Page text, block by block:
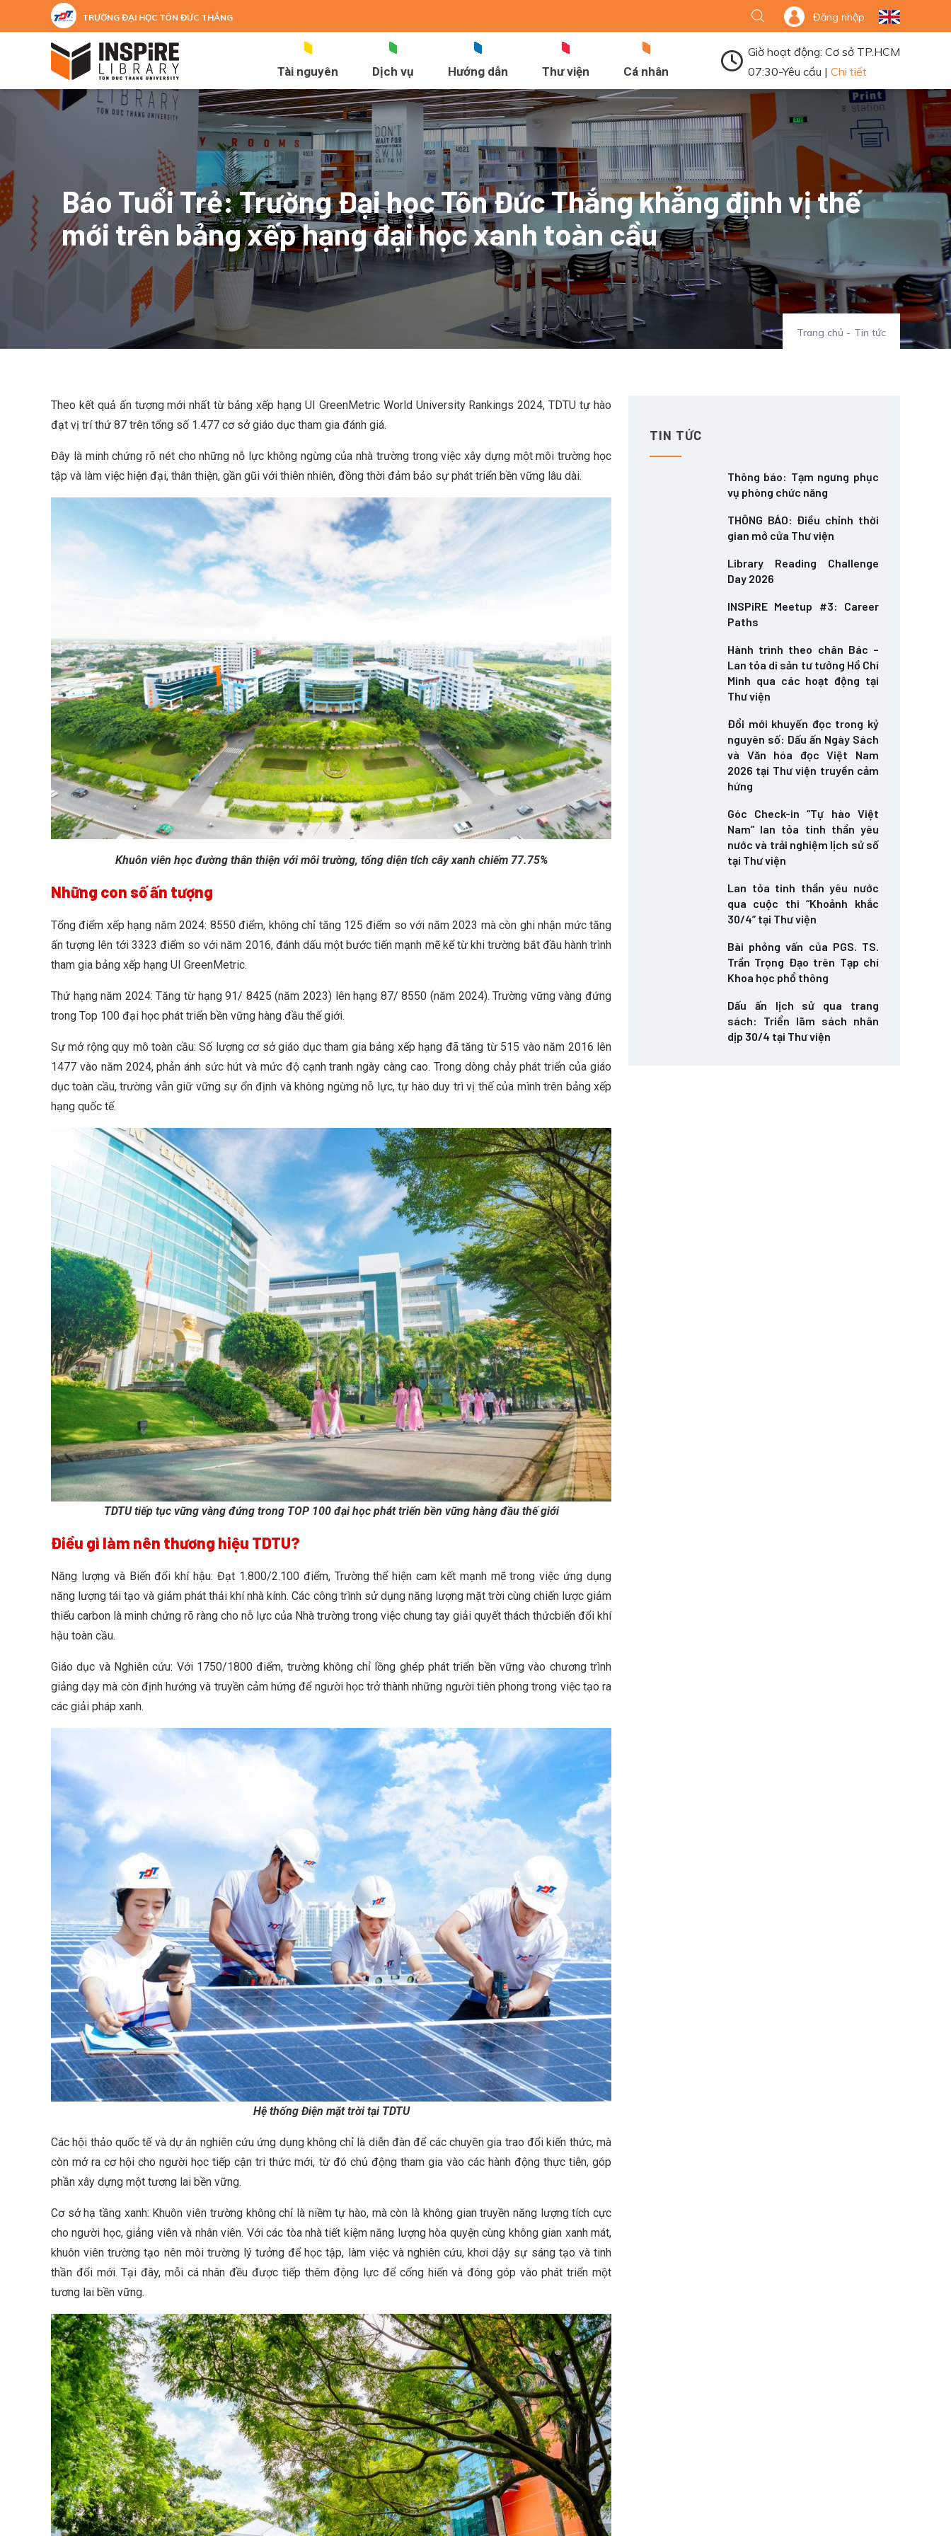
Nhảy đến nội dung
TRƯỜNG ĐẠI HỌC TÔN ĐỨC THẮNG Đăng nhập
Tài nguyên Dịch vụ Hướng dẫn Thư viện Cá nhân
Giờ hoạt động: Cơ sở TP.HCM
07:30-Yêu cầu | Chi tiết
Báo Tuổi Trẻ: Trường Đại học Tôn Đức Thắng khẳng định vị thế
mới trên bảng xếp hạng đại học xanh toàn cầu
Trang chủ - Tin tức
Theo kết quả ấn tượng mới nhất từ bảng xếp hạng UI GreenMetric World University Rankings 2024, TDTU tự hào
đạt vị trí thứ 87 trên tổng số 1.477 cơ sở giáo dục tham gia đánh giá.
Đây là minh chứng rõ nét cho những nỗ lực không ngừng của nhà trường trong việc xây dựng một môi trường học
tập và làm việc hiện đại, thân thiện, gần gũi với thiên nhiên, đồng thời đảm bảo sự phát triển bền vững lâu dài.
Khuôn viên học đường thân thiện với môi trường, tổng diện tích cây xanh chiếm 77.75%
Những con số ấn tượng
Tổng điểm xếp hạng năm 2024: 8550 điểm, không chỉ tăng 125 điểm so với năm 2023 mà còn ghi nhận mức tăng
ấn tượng lên tới 3323 điểm so với năm 2016, đánh dấu một bước tiến mạnh mẽ kể từ khi trường bắt đầu hành trình
tham gia bảng xếp hạng UI GreenMetric.
Thứ hạng năm 2024: Tăng từ hạng 91/ 8425 (năm 2023) lên hạng 87/ 8550 (năm 2024). Trường vững vàng đứng
trong Top 100 đại học phát triển bền vững hàng đầu thế giới.
Sự mở rộng quy mô toàn cầu: Số lượng cơ sở giáo dục tham gia bảng xếp hạng đã tăng từ 515 vào năm 2016 lên
1477 vào năm 2024, phản ánh sức hút và mức độ cạnh tranh ngày càng cao. Trong dòng chảy phát triển của giáo
dục toàn cầu, trường vẫn giữ vững sự ổn định và không ngừng nỗ lực, tự hào duy trì vị thế của mình trên bảng xếp
hạng quốc tế.
TDTU tiếp tục vững vàng đứng trong TOP 100 đại học phát triển bền vững hàng đầu thế giới
Điều gì làm nên thương hiệu TDTU?
Năng lượng và Biến đổi khí hậu: Đạt 1.800/2.100 điểm, Trường thể hiện cam kết mạnh mẽ trong việc ứng dụng
năng lượng tái tạo và giảm phát thải khí nhà kính. Các công trình sử dụng năng lượng mặt trời cùng chiến lược giảm
thiểu carbon là minh chứng rõ ràng cho nỗ lực của Nhà trường trong việc chung tay giải quyết thách thứcbiến đổi khí
hậu toàn cầu.
Giáo dục và Nghiên cứu: Với 1750/1800 điểm, trường không chỉ lồng ghép phát triển bền vững vào chương trình
giảng dạy mà còn định hướng và truyền cảm hứng để người học trở thành những người tiên phong trong việc tạo ra
các giải pháp xanh.
Hệ thống Điện mặt trời tại TDTU
Các hội thảo quốc tế và dự án nghiên cứu ứng dụng không chỉ là diễn đàn để các chuyên gia trao đổi kiến thức, mà
còn mở ra cơ hội cho người học tiếp cận tri thức mới, từ đó chủ động tham gia vào các hành động thực tiễn, góp
phần xây dựng một tương lai bền vững.
Cơ sở hạ tầng xanh: Khuôn viên trường không chỉ là niềm tự hào, mà còn là không gian truyền năng lượng tích cực
cho người học, giảng viên và nhân viên. Với các tòa nhà tiết kiệm năng lượng hòa quyện cùng không gian xanh mát,
khuôn viên trường tạo nên môi trường lý tưởng để học tập, làm việc và nghiên cứu, khơi dậy sự sáng tạo và tinh
thần đổi mới. Tại đây, mỗi cá nhân đều được tiếp thêm động lực để cống hiến và đóng góp vào phát triển một
tương lai bền vững.
TIN TỨC
Thông báo: Tạm ngưng phục
vụ phòng chức năng
THÔNG BÁO: Điều chỉnh thời
gian mở cửa Thư viện
Library Reading Challenge
Day 2026
INSPiRE Meetup #3: Career
Paths
Hành trình theo chân Bác –
Lan tỏa di sản tư tưởng Hồ Chí
Minh qua các hoạt động tại
Thư viện
Đổi mới khuyến đọc trong kỷ
nguyên số: Dấu ấn Ngày Sách
và Văn hóa đọc Việt Nam
2026 tại Thư viện truyền cảm
hứng
Góc Check-in “Tự hào Việt
Nam” lan tỏa tinh thần yêu
nước và trải nghiệm lịch sử số
tại Thư viện
Lan tỏa tinh thần yêu nước
qua cuộc thi “Khoảnh khắc
30/4” tại Thư viện
Bài phỏng vấn của PGS. TS.
Trần Trọng Đạo trên Tạp chí
Khoa học phổ thông
Dấu ấn lịch sử qua trang
sách: Triển lãm sách nhân
dịp 30/4 tại Thư viện